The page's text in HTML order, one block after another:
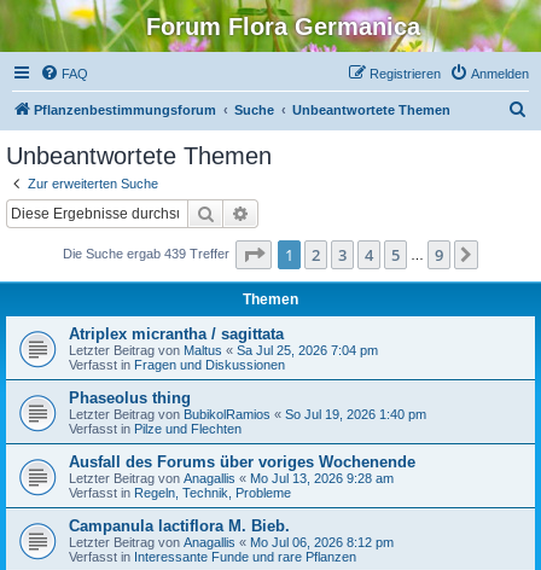
Forum Flora Germanica
FAQ Anmelden
Registrieren
Pflanzenbestimmungsforum Suche Unbeantwortete Themen
Unbeantwortete Themen
Zur erweiterten Suche
Suche
Die Suche ergab 439 Treffer Seite 1von
1 2 3 4 5 9
Themen
Atriplex micrantha / sagittata
Letzter Beitrag von Maltus « Sa Jul 25, 2026 7:04 pm
Verfasst in Fragen und Diskussionen
Phaseolus thing
Letzter Beitrag von BubikolRamios « So Jul 19, 2026 1:40 pm
Verfasst in Pilze und Flechten
Ausfall des Forums über voriges Wochenende
Letzter Beitrag von Anagallis « Mo Jul 13, 2026 9:28 am
Verfasst in Regeln, Technik, Probleme
Campanula lactiflora M. Bieb.
Letzter Beitrag von Anagallis « Mo Jul 06, 2026 8:12 pm
Verfasst in Interessante Funde und rare Pflanzen